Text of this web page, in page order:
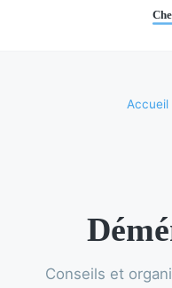
Accueil
Conseils et